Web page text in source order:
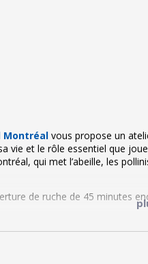
Montréal vous propose un
vie et le rôle essentiel que
qui met l’abeille, les
de ruche de 45 minutes